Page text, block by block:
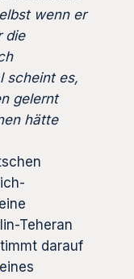
wenn er
die
scheint es,
gelernt
hätte
Teheran
darauf
eines